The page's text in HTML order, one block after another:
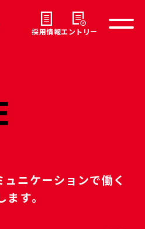
採用情報エントリー
ニケーションで働く
す。